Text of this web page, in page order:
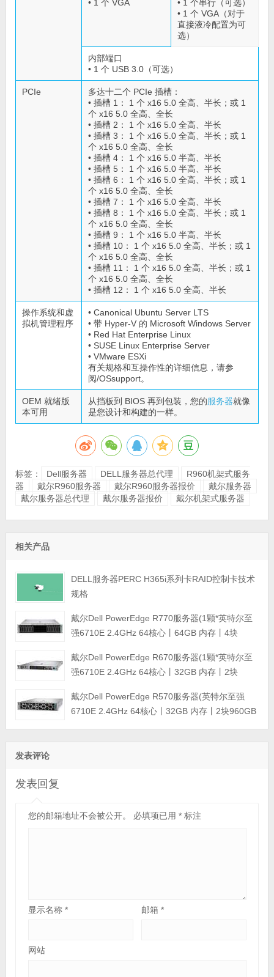
• 1 个 VGA
• 1 个串行（可选）
• 1 个 VGA（对于
直接液冷配置为可
选）
内部端口
• 1 个 USB 3.0（可选）
PCIe
多达十二个 PCIe 插槽：
• 插槽 1： 1 个 x16 5.0 全高、半长；或 1
个 x16 5.0 全高、全长
• 插槽 2： 1 个 x16 5.0 全高、半长
• 插槽 3： 1 个 x16 5.0 全高、半长；或 1
个 x16 5.0 全高、全长
• 插槽 4： 1 个 x16 5.0 半高、半长
• 插槽 5： 1 个 x16 5.0 半高、半长
• 插槽 6： 1 个 x16 5.0 全高、半长；或 1
个 x16 5.0 全高、全长
• 插槽 7： 1 个 x16 5.0 全高、半长
• 插槽 8： 1 个 x16 5.0 全高、半长；或 1
个 x16 5.0 全高、全长
• 插槽 9： 1 个 x16 5.0 半高、半长
• 插槽 10： 1 个 x16 5.0 全高、半长；或 1
个 x16 5.0 全高、全长
• 插槽 11： 1 个 x16 5.0 全高、半长；或 1
个 x16 5.0 全高、全长
• 插槽 12： 1 个 x16 5.0 全高、半长
操作系统和虚
拟机管理程序
• Canonical Ubuntu Server LTS
• 带 Hyper-V 的 Microsoft Windows Server
• Red Hat Enterprise Linux
• SUSE Linux Enterprise Server
• VMware ESXi
有关规格和互操作性的详细信息，请参
阅/OSsupport。
OEM 就绪版
本可用
从挡板到 BIOS 再到包装，您的服务器就像
是您设计和构建的一样。
标签： Dell服务器 DELL服务器总代理
R960机架式服务
器
戴尔R960服务器 戴尔R960服务器报价
戴尔服务器
戴尔服务器总代理
戴尔服务器报价 戴尔机架式服务器
相关产品
DELL服务器PERC H365i系列卡RAID控制卡技术
规格
戴尔Dell PowerEdge R770服务器(1颗*英特尔至
强6710E 2.4GHz 64核心丨64GB 内存丨4块
800W双电源丨三年保修)戴尔Dell PowerEdge R670服务器(1颗*英特尔至
强6710E 2.4GHz 64核心丨32GB 内存丨2块
800W双电源丨三年保修)戴尔Dell PowerEdge R570服务器(英特尔至强
6710E 2.4GHz 64核心丨32GB 内存丨2块960GB
发表评论
发表回复
您的邮箱地址不会被公开。 必填项已用 *标注
显示名称 * 邮箱*
网站